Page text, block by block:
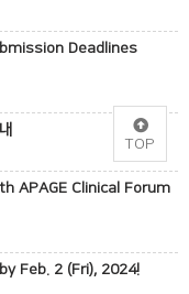
Deadlines
APAGE Clinical Forum
Feb. 2 (Fri), 2024!
TOP